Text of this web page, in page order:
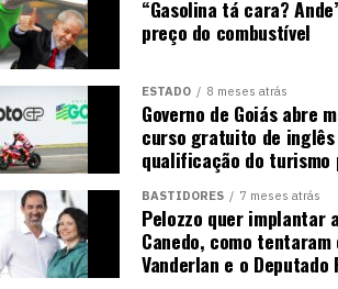
“Gasolina tá cara?
preço do combustível
ESTADO 8 meses atrás
Governo de Goiás abre
curso gratuito de inglês
qualificação do turismo
BASTIDORES 7 meses atrás
Pelozzo quer implantar
Canedo, como tentaram
Vanderlan e o Deputado